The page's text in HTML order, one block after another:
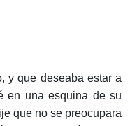
y que deseaba estar a
en una esquina de su
que no se preocupara